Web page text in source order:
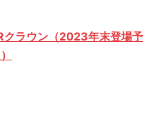
ラウン（2023年末登場予